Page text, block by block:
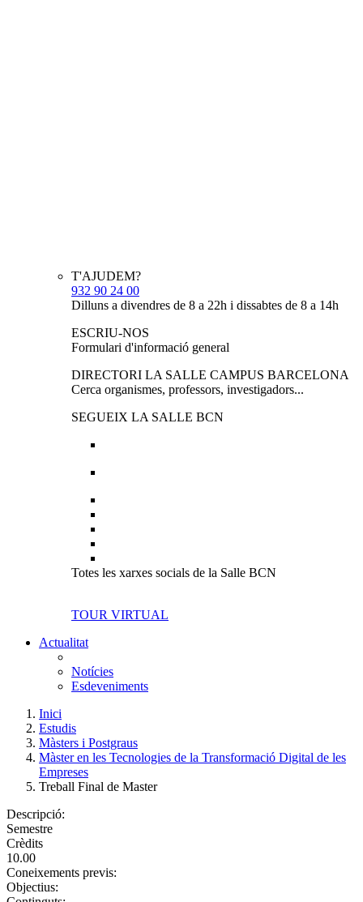
T'AJUDEM?
932 90 24 00
Dilluns a divendres de 8 a 22h i dissabtes de 8 a 14h
ESCRIU-NOS
Formulari d'informació general
DIRECTORI LA SALLE CAMPUS BARCELONA
Cerca organismes, professors, investigadors...
SEGUEIX LA SALLE BCN
Totes les xarxes socials de la Salle BCN
TOUR VIRTUAL
Actualitat
Notícies
Esdeveniments
Inici
Estudis
Màsters i Postgraus
Màster en les Tecnologies de la Transformació Digital de les
Empreses
Treball Final de Master
Descripció:
Semestre
Crèdits
10.00
Coneixements previs:
Objectius: